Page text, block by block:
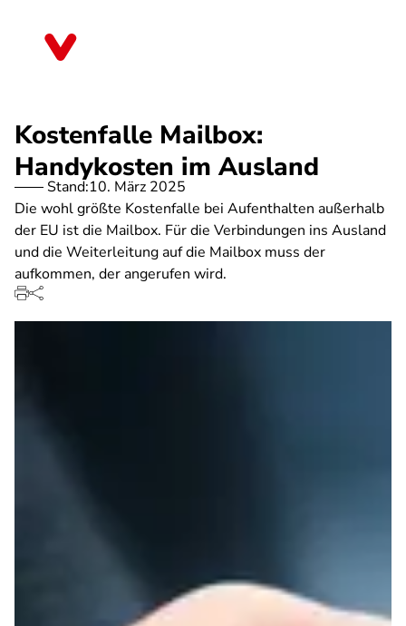
Kostenfalle Mailbox:
Handykosten im Ausland
Stand:10. März 2025
Die wohl größte Kostenfalle bei Aufenthalten außerhalb
der EU ist die Mailbox. Für die Verbindungen ins Ausland
und die Weiterleitung auf die Mailbox muss der
aufkommen, der angerufen wird.